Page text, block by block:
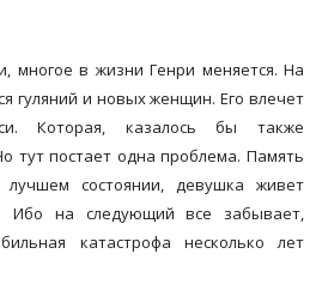
многое в жизни Генри меняется. На
гуляний и новых женщин. Его влечет
Которая, казалось бы также
тут постает одна проблема. Память
состоянии, девушка живет
Ибо на следующий все забывает,
катастрофа несколько лет